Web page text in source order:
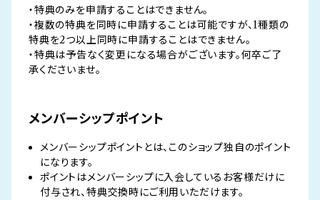
・特典のみを申請することはできません。
・複数の特典を同時に申請することは可能ですが、1種類の
特典を2つ以上同時に申請することはできません。
・特典は予告なく変更になる場合がございます。何卒ご了
承くださいませ。
メンバーシップポイント
メンバーシップポイントとは、このショップ独自のポイント
になります。
ポイントはメンバーシップに入会しているお客様だけに
付与され、特典交換時にご利用いただけます。